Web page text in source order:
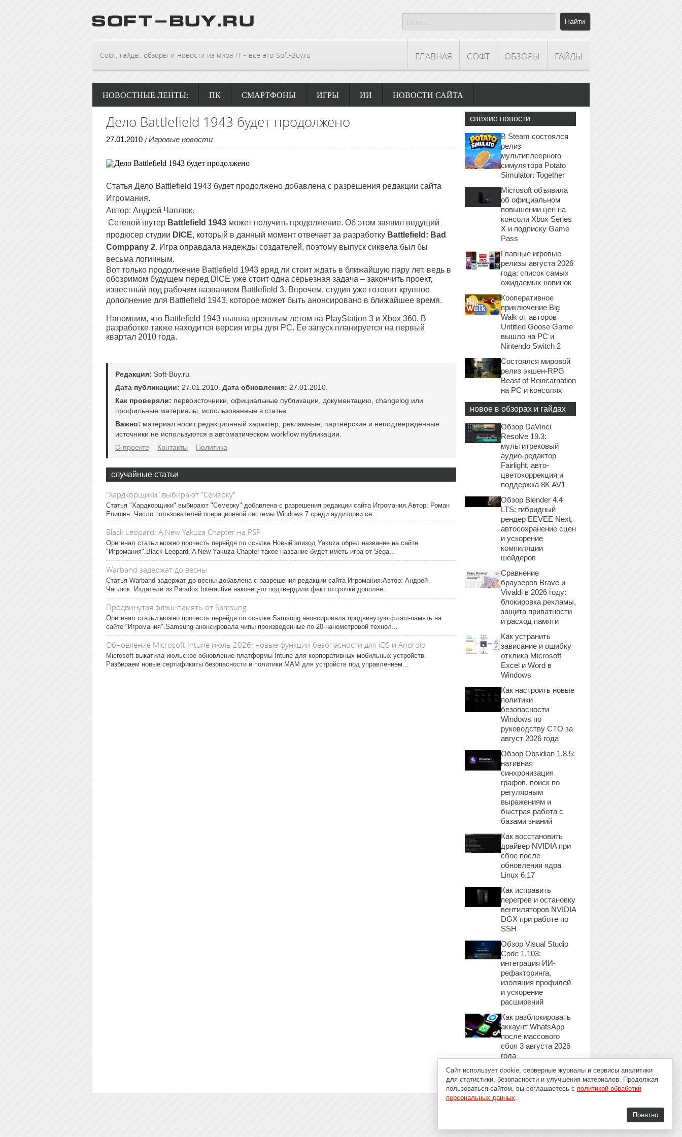
Софт, гайды, обзоры и новости из мира IT - все это Soft-Buy.ru ГЛАВНАЯ СОФТ ОБЗОРЫ ГАЙДЫ
НОВОСТНЫЕ ЛЕНТЫ: ПК СМАРТФОНЫ ИГРЫ ИИ НОВОСТИ САЙТА
Дело Battlefield 1943 будет продолжено
27.01.2010 / Игровые новости
Статья Дело Battlefield 1943 будет продолжено добавлена с разрешения редакции сайта
Игромания.
Автор: Андрей Чаплюк.
Сетевой шутер Battlefield 1943 может получить продолжение. Об этом заявил ведущий
продюсер студии DICE, который в данный момент отвечает за разработку Battlefield: Bad
Comppany 2. Игра оправдала надежды создателей, поэтому выпуск сиквела был бы
весьма логичным.
Вот только продолжение Battlefield 1943 вряд ли стоит ждать в ближайшую пару лет, ведь в
обозримом будущем перед DICE уже стоит одна серьезная задача – закончить проект,
известный под рабочим названием Battlefield 3. Впрочем, студия уже готовит крупное
дополнение для Battlefield 1943, которое может быть анонсировано в ближайшее время.
Напомним, что Battlefield 1943 вышла прошлым летом на PlayStation 3 и Xbox 360. В
разработке также находится версия игры для РС. Ее запуск планируется на первый
квартал 2010 года.
Редакция: Soft-Buy.ru
Дата публикации: 27.01.2010. Дата обновления: 27.01.2010.
Как проверяли: первоисточники, официальные публикации, документацию, changelog или
профильные материалы, использованные в статье.
Важно: материал носит редакционный характер; рекламные, партнёрские и неподтверждённые
источники не используются в автоматическом workflow публикации.
О проекте
Контакты Политика
случайные статьи
"Хардкорщики" выбирают "Семерку"
Статья "Хардкорщики" выбирают "Семерку" добавлена с разрешения редакции сайта Игромания.Автор: Роман
Епишин. Число пользователей операционной системы Windows 7 среди аудитории се...
Black Leopard: A New Yakuza Chapter на PSP
Оригинал статьи можно прочесть перейдя по ссылке Новый эпизод Yakuza обрел название на сайте
"Игромания".Black Leopard: A New Yakuza Chapter такое название будет иметь игра от Sega...
Warband задержат до весны
Статья Warband задержат до весны добавлена с разрешения редакции сайта Игромания.Автор: Андрей
Чаплюк. Издатели из Paradox Interactive наконец-то подтвердили факт отсрочки дополне...
Продвинутая флэш-память от Samsung
Оригинал статьи можно прочесть перейдя по ссылке Samsung анонсировала продвинутую флэш-память на
сайте "Игромания".Samsung анонсировала чипы произведенные по 20-нанометровой технол...
Обновление Microsoft Intune июль 2026: новые функции безопасности для iOS и Android
Microsoft выкатила июльское обновление платформы Intune для корпоративных мобильных устройств.
Разбираем новые сертификаты безопасности и политики MAM для устройств под управлением...
свежие новости
В Steam состоялся
релиз
мультиплеерного
симулятора Potato
Simulator: Together
Microsoft объявила
об официальном
повышении цен на
консоли Xbox Series
X и подписку Game
Pass
Главные игровые
релизы августа 2026
года: список самых
ожидаемых новинок
Кооперативное
приключение Big
Walk от авторов
Untitled Goose Game
вышло на PC и
Nintendo Switch 2
Состоялся мировой
релиз экшен-RPG
Beast of Reincarnation
на PC и консолях
новое в обзорах и гайдах
Обзор DaVinci
Resolve 19.3:
мультитрековый
аудио-редактор
Fairlight, авто-
цветокоррекция и
поддержка 8K AV1
Обзор Blender 4.4
LTS: гибридный
рендер EEVEE Next,
автосохранение сцен
и ускорение
компиляции
шейдеров
Сравнение
браузеров Brave и
Vivaldi в 2026 году:
блокировка рекламы,
защита приватности
и расход памяти
Как устранить
зависание и ошибку
отклика Microsoft
Excel и Word в
Windows
Как настроить новые
политики
безопасности
Windows по
руководству CTO за
август 2026 года
Обзор Obsidian 1.8.5:
нативная
синхронизация
графов, поиск по
регулярным
выражениям и
быстрая работа с
базами знаний
Как восстановить
драйвер NVIDIA при
сбое после
обновления ядра
Linux 6.17
Как исправить
перегрев и остановку
вентиляторов NVIDIA
DGX при работе по
SSH
Обзор Visual Studio
Code 1.103:
интеграция ИИ-
рефакторинга,
изоляция профилей
и ускорение
расширений
Как разблокировать
аккаунт WhatsApp
после массового
сбоя 3 августа 2026
года
Сайт использует cookie, серверные журналы и сервисы аналитики
для статистики, безопасности и улучшения материалов. Продолжая
пользоваться сайтом, вы соглашаетесь с политикой обработки
персональных данных.
Понятно